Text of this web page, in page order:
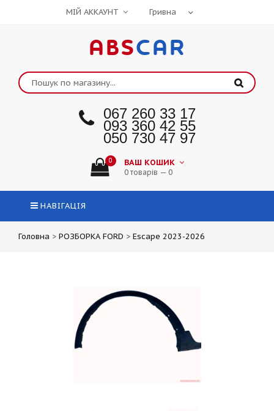
МІЙ АККАУНТ
ABSCAR
067 260 33 17
093 360 42 55
050 730 47 97
0 ВАШ КОШИК
0 товарів — 0
НАВІГАЦІЯ
Головна > РОЗБОРКА FORD > Escape 2023-2026